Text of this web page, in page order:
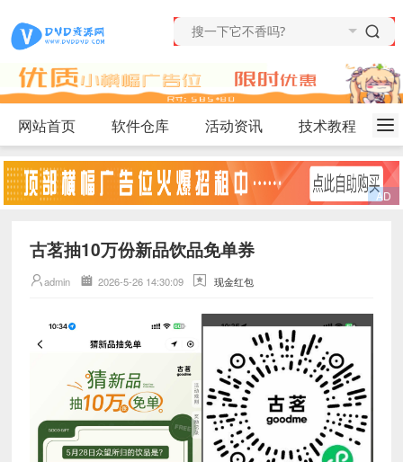
网站首页 软件仓库 活动资讯 技术教程
古茗抽10万份新品饮品免单券
admin 2026-5-26 14:30:09 现金红包